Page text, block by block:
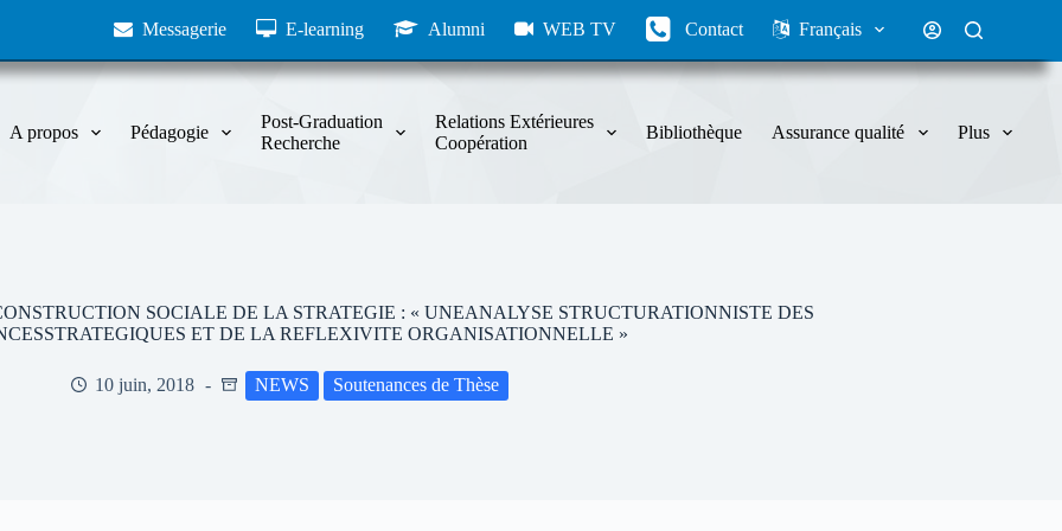
Messagerie E-learning Alumni WEB TV Contact Français
A propos Pédagogie
Post-Graduation
Recherche
Relations Extérieures
Coopération
Bibliothèque Assurance qualité Plus
CONSTRUCTION SOCIALE DE LA STRATEGIE : « UNEANALYSE STRUCTURATIONNISTE DES
ET DE LA REFLEXIVITE ORGANISATIONNELLE »
10 juin, 2018 NEWS Soutenances de Thèse